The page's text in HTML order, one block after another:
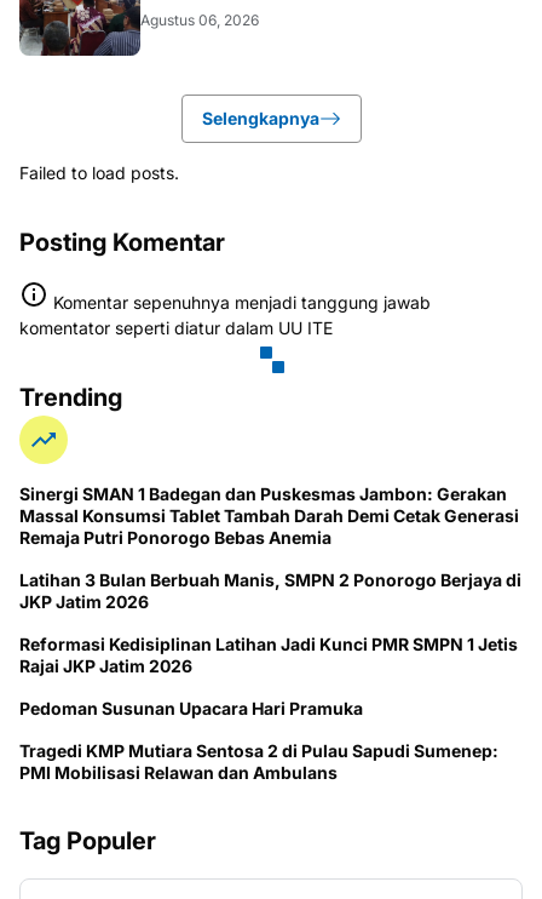
Agustus 06, 2026
Selengkapnya
Failed to load posts.
Posting Komentar
Komentar sepenuhnya menjadi tanggung jawab
komentator seperti diatur dalam UU ITE
Trending
Sinergi SMAN 1 Badegan dan Puskesmas Jambon: Gerakan
Massal Konsumsi Tablet Tambah Darah Demi Cetak Generasi
Remaja Putri Ponorogo Bebas Anemia
Latihan 3 Bulan Berbuah Manis, SMPN 2 Ponorogo Berjaya di
JKP Jatim 2026
Reformasi Kedisiplinan Latihan Jadi Kunci PMR SMPN 1 Jetis
Rajai JKP Jatim 2026
Pedoman Susunan Upacara Hari Pramuka
Tragedi KMP Mutiara Sentosa 2 di Pulau Sapudi Sumenep:
PMI Mobilisasi Relawan dan Ambulans
Tag Populer